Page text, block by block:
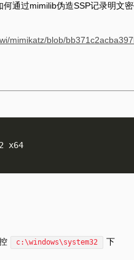
通过mimilib伪造SSP记录明文密
mimikatz/blob/
x64
c:\windows\system32 下